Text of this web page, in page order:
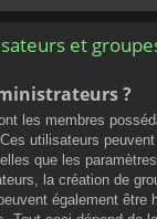
et
?
les membres
utilisateurs
que les
la création de
également être